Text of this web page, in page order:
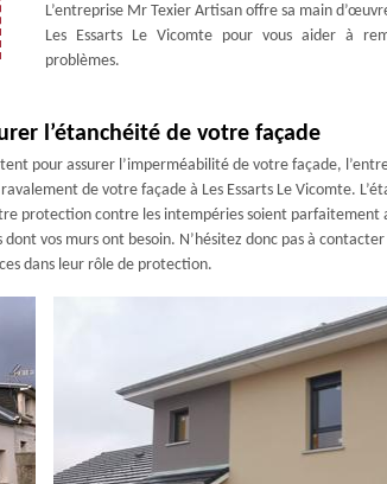
L’entreprise Mr Texier Artisan offre sa main
Les Essarts Le Vicomte pour vous aider à
problèmes.
l’étanchéité de votre façade
pour assurer l’imperméabilité de votre façade,
de votre façade à Les Essarts Le Vicomte.
protection contre les intempéries soient parfaitement
vos murs ont besoin. N’hésitez donc pas à
dans leur rôle de protection.